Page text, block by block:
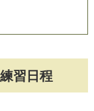
習日程